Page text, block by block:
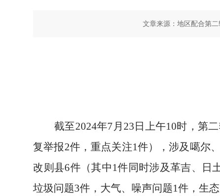
文章来源：地区配合第
截至2024年7月23日上午10时，第
复举报2件，重点关注1件），涉及噶尔
改则县6件（其中1件同时涉及革吉、日
垃圾问题3件，大气、噪声问题1件，生